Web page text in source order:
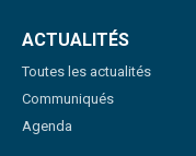
ACTUALITÉS
Toutes les actualités
Communiqués
Agenda